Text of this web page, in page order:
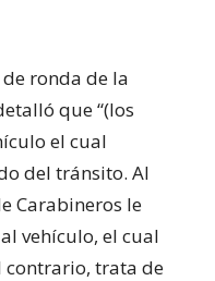
ronda de la
que “(los
el cual
del tránsito. Al
Carabineros le
vehículo, el cual
contrario, trata de